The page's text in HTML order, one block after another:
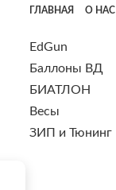
ГЛАВНАЯ О НАС
EdGun
Баллоны ВД
БИАТЛОН
Весы
ЗИП и Тюнинг